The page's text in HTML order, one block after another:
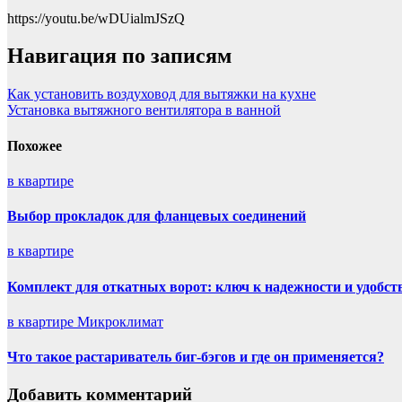
https://youtu.be/wDUialmJSzQ
Навигация по записям
Как установить воздуховод для вытяжки на кухне
Установка вытяжного вентилятора в ванной
Похожее
в квартире
Выбор прокладок для фланцевых соединений
в квартире
Комплект для откатных ворот: ключ к надежности и
в квартире Микроклимат
Что такое растариватель биг-бэгов и где он применяется?
Добавить комментарий